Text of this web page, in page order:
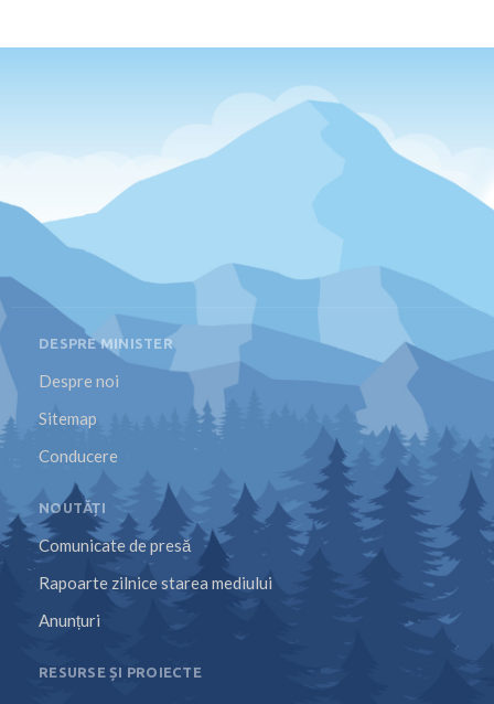
DESPRE MINISTER
Despre noi
Sitemap
Conducere
NOUTĂȚI
Comunicate de presă
Rapoarte zilnice starea mediului
Anunțuri
RESURSE ȘI PROIECTE